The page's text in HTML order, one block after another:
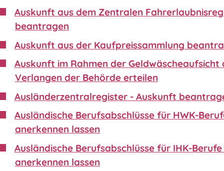
Auskunft aus dem Zentralen
beantragen
Auskunft aus der Kaufpreissammlung
Auskunft im Rahmen der Geldwäscheaufsicht
Verlangen der Behörde erteilen
Ausländerzentralregister - Auskunft
Ausländische Berufsabschlüsse für HWK-
anerkennen lassen
Ausländische Berufsabschlüsse für IHK-Berufe
anerkennen lassen